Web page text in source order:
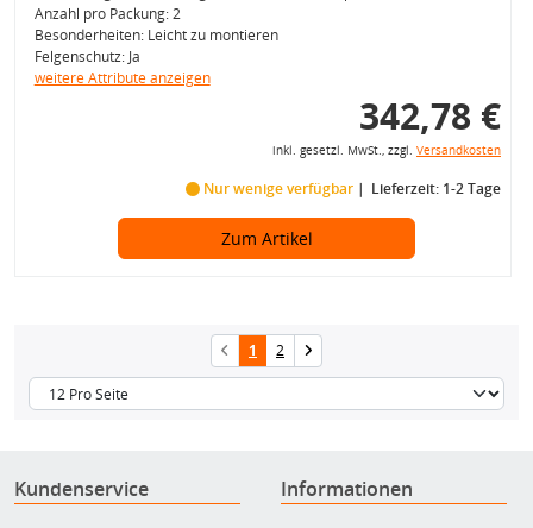
Anzahl pro Packung: 2
Besonderheiten: Leicht zu montieren
Felgenschutz: Ja
weitere Attribute anzeigen
342,78 €
inkl. gesetzl. MwSt., zzgl. Versandkosten
Nur wenige verfügbar Lieferzeit: 1-2 Tage
Zum Artikel
1 2
Kundenservice Informationen